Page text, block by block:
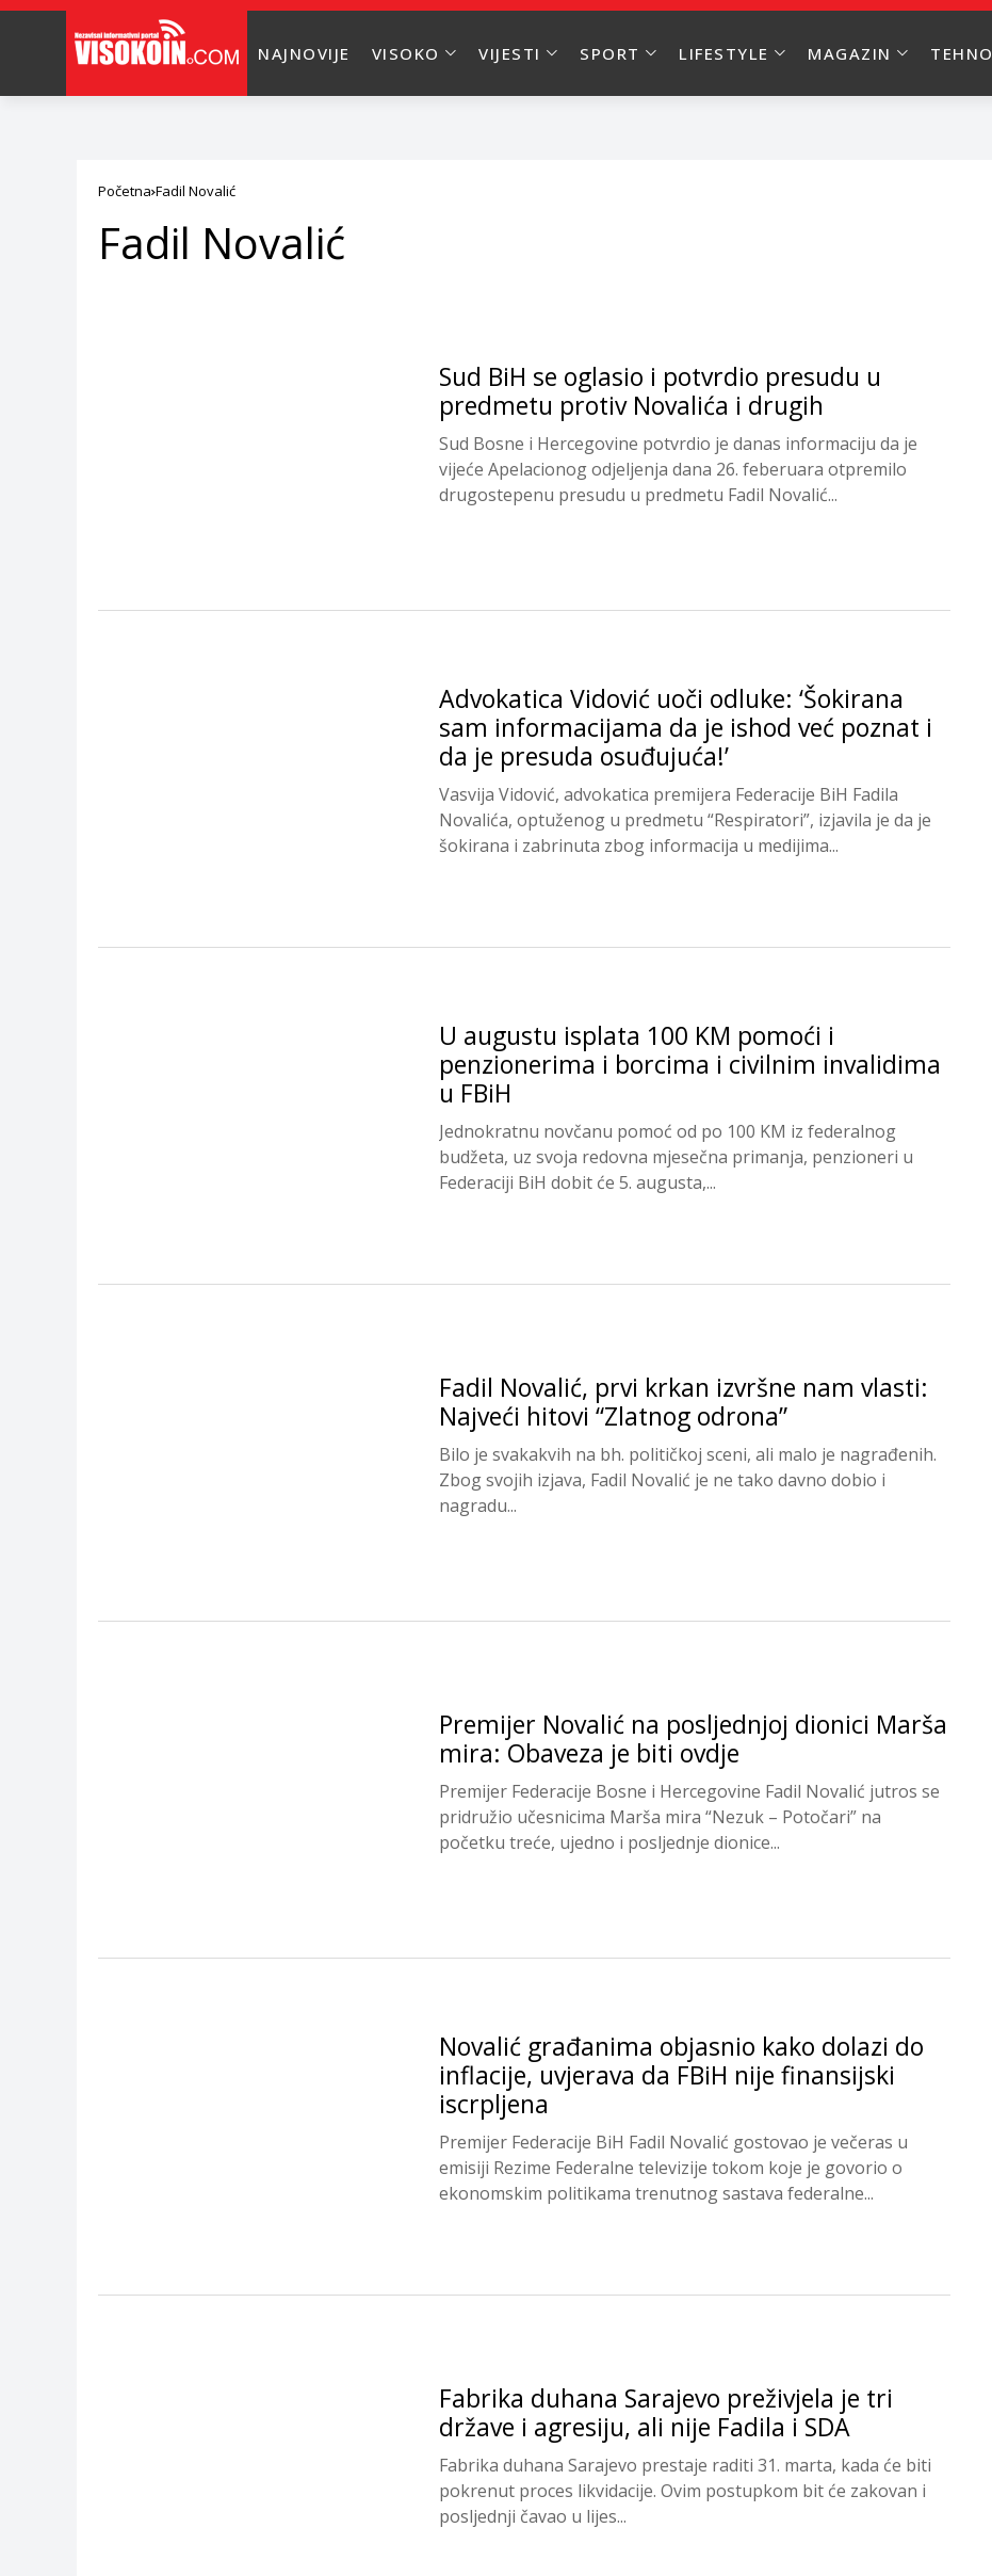
NAJNOVIJE VISOKO VIJESTI SPORT LIFESTYLE MAGAZIN TEHNO
Početna Fadil Novalić
Fadil Novalić
Sud BiH se oglasio i potvrdio presudu u
predmetu protiv Novalića i drugih
Sud Bosne i Hercegovine potvrdio je danas informaciju da je
vijeće Apelacionog odjeljenja dana 26. feberuara otpremilo
drugostepenu presudu u predmetu Fadil Novalić...
Advokatica Vidović uoči odluke: ‘Šokirana
sam informacijama da je ishod već poznat i
da je presuda osuđujuća!’
Vasvija Vidović, advokatica premijera Federacije BiH Fadila
Novalića, optuženog u predmetu “Respiratori”, izjavila je da je
šokirana i zabrinuta zbog informacija u medijima...
U augustu isplata 100 KM pomoći i
penzionerima i borcima i civilnim invalidima
u FBiH
Jednokratnu novčanu pomoć od po 100 KM iz federalnog
budžeta, uz svoja redovna mjesečna primanja, penzioneri u
Federaciji BiH dobit će 5. augusta,...
Fadil Novalić, prvi krkan izvršne nam vlasti:
Najveći hitovi “Zlatnog odrona”
Bilo je svakakvih na bh. političkoj sceni, ali malo je nagrađenih.
Zbog svojih izjava, Fadil Novalić je ne tako davno dobio i
nagradu...
Premijer Novalić na posljednjoj dionici Marša
mira: Obaveza je biti ovdje
Premijer Federacije Bosne i Hercegovine Fadil Novalić jutros se
pridružio učesnicima Marša mira “Nezuk – Potočari” na
početku treće, ujedno i posljednje dionice...
Novalić građanima objasnio kako dolazi do
inflacije, uvjerava da FBiH nije finansijski
iscrpljena
Premijer Federacije BiH Fadil Novalić gostovao je večeras u
emisiji Rezime Federalne televizije tokom koje je govorio o
ekonomskim politikama trenutnog sastava federalne...
Fabrika duhana Sarajevo preživjela je tri
države i agresiju, ali nije Fadila i SDA
Fabrika duhana Sarajevo prestaje raditi 31. marta, kada će biti
pokrenut proces likvidacije. Ovim postupkom bit će zakovan i
posljednji čavao u lijes...